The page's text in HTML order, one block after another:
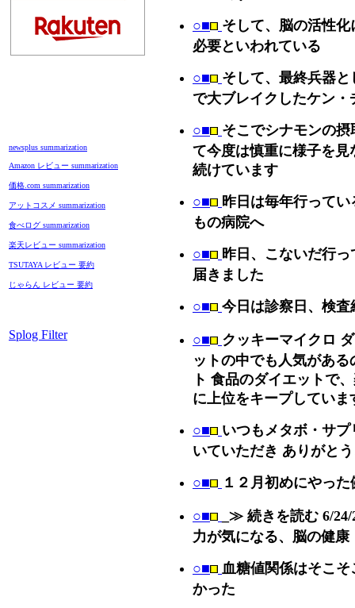
newsplus summarization
Amazon レビュー summarization
価格.com summarization
アットコスメ summarization
食べログ summarization
楽天レビュー summarization
TSUTAYA レビュー 要約
じゃらん レビュー 要約
Splog Filter
○■ そして、脳の活性
必要といわれている
○■ そして、最終兵器
で大ブレイクしたケン・
○■ そこでシナモンの
て今度は慎重に様子を
続けています
○■ 昨日は毎年行って
もの病院へ
○■ 昨日、こないだ行
届きました
○■ 今日は診察日、検査
○■ クッキーマイクロ
ットの中でも人気があ
ト 食品のダイエットで
に上位をキープしていま
○■ いつもメタボ・サ
いていただき ありがと
○■ １２月初めにやっ
○■ _≫ 続きを読む 6/
力が気になる、脳の健康
○■ 血糖値関係はそこ
かった